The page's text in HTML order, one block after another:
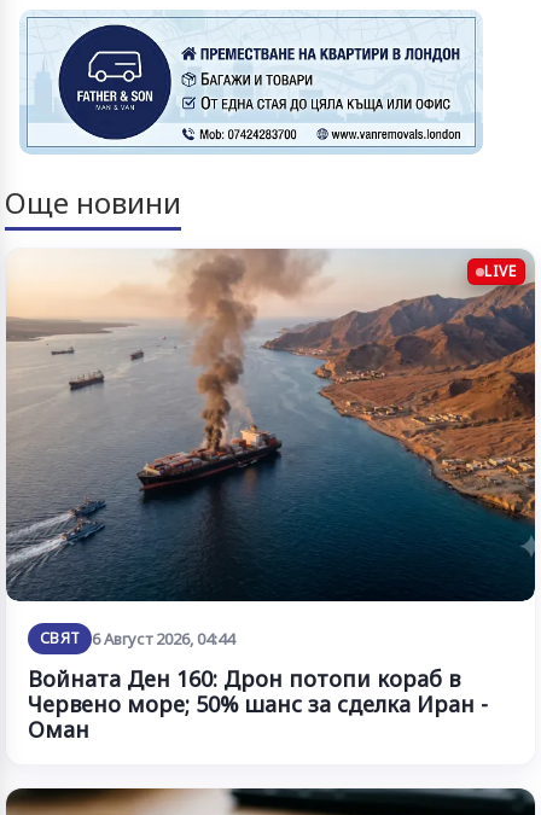
Още новини
LIVE
СВЯТ 6 Август 2026, 04:44
Войната Ден 160: Дрон потопи кораб в
Червено море; 50% шанс за сделка Иран -
Оман